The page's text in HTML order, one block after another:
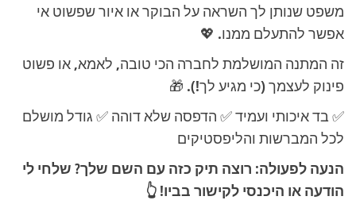
משפט שנותן לך השראה על הבוקר או איור שפשוט אי
אפשר להתעלם ממנו. 💖
זה המתנה המושלמת לחברה הכי טובה, לאמא, או פשוט
פינוק לעצמך (כי מגיע לך!). 🎁
✅ בד איכותי ועמיד ✅ הדפסה שלא דוהה ✅ גודל מושלם
לכל המברשות והליפסטיקים
הנעה לפעולה: רוצה תיק כזה עם השם שלך? שלחי לי
הודעה או היכנסי לקישור בביו! 👆